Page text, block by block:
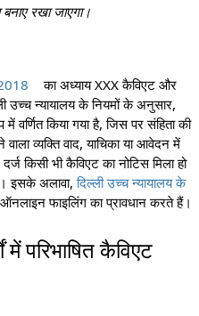
बनाए रखा जाएगा।
का अध्याय XXX कैविएट और
उच्च न्यायालय के नियमों के अनुसार,
वर्णित किया गया है, जिस पर संहिता की
व्यक्ति वाद, याचिका या आवेदन में
किसी भी कैविएट का नोटिस मिला हो
इसके अलावा,दिल्ली उच्च न्यायालय के
फाइलिंग का प्रावधान करते हैं।
में परिभाषित कैविएट